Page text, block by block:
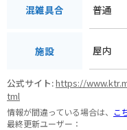
混雑具合 普通
施設 屋内
公式サイト:https://
tml
情報が間違っている場合は、 こ
最終更新ユーザー：